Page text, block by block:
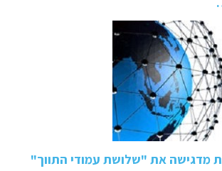
מדגישה את "שלושת עמודי התווך"